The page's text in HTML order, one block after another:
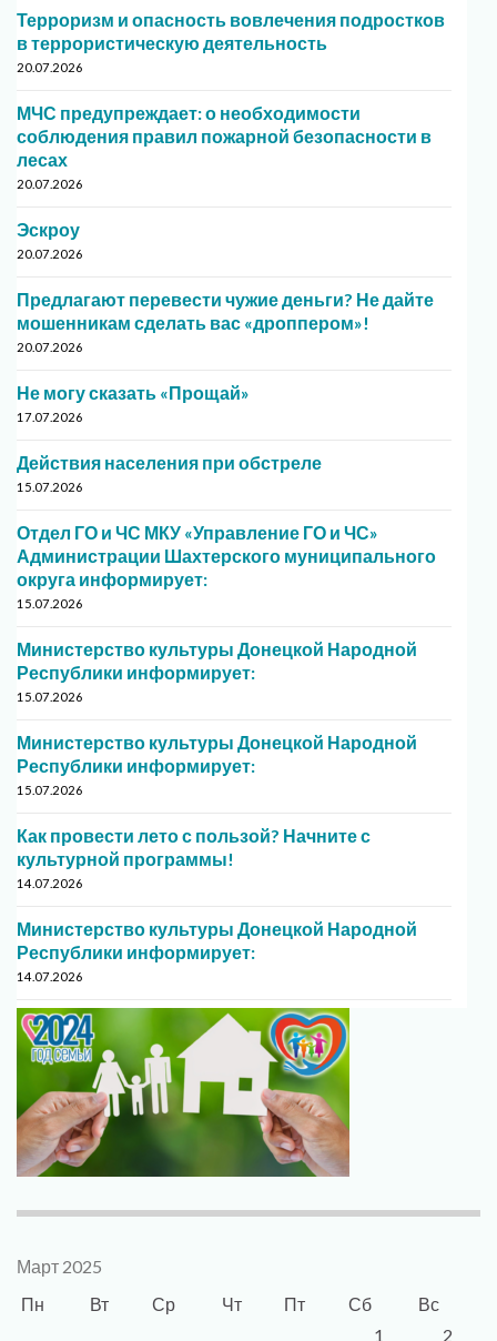
Терроризм и опасность вовлечения подростков
в террористическую деятельность
20.07.2026
МЧС предупреждает: о необходимости
соблюдения правил пожарной безопасности в
лесах
20.07.2026
Эскроу
20.07.2026
Предлагают перевести чужие деньги? Не дайте
мошенникам сделать вас «дроппером»!
20.07.2026
Не могу сказать «Прощай»
17.07.2026
Действия населения при обстреле
15.07.2026
Отдел ГО и ЧС МКУ «Управление ГО и ЧС»
Администрации Шахтерского муниципального
округа информирует:
15.07.2026
Министерство культуры Донецкой Народной
Республики информирует:
15.07.2026
Министерство культуры Донецкой Народной
Республики информирует:
15.07.2026
Как провести лето с пользой? Начните с
культурной программы!
14.07.2026
Министерство культуры Донецкой Народной
Республики информирует:
14.07.2026
Март 2025
Пн
Вт Ср Чт Пт Сб
Вс
1
2